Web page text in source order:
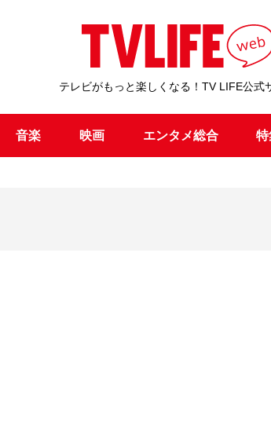
テレビがもっと楽しくなる！TV LIFE公式
音楽 映画 エンタメ総合